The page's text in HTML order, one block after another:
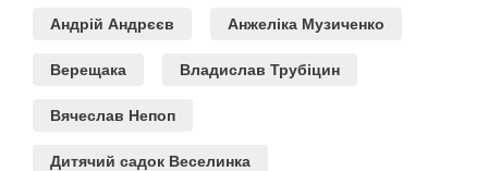
Андрій Андрєєв Анжеліка Музиченко
Верещака Владислав Трубіцин
Вячеслав Непоп
Дитячий садок Веселинка